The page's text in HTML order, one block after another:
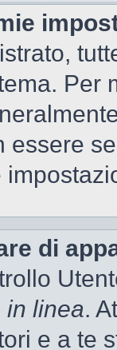
Per
essere
di
in linea.
e a te